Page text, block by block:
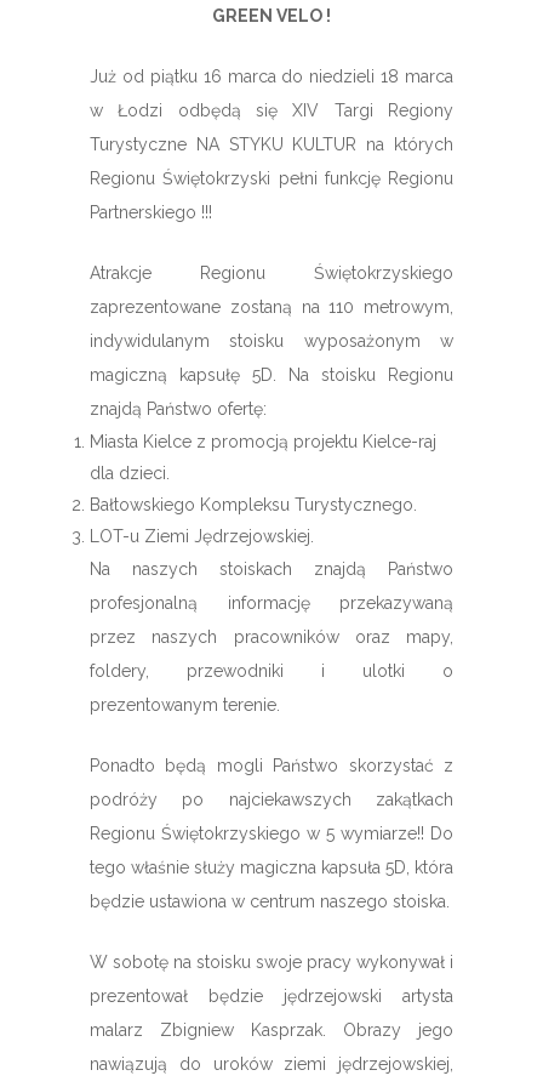
GREEN VELO !
Już od piątku 16 marca do niedzieli 18 marca
w Łodzi odbędą się XIV Targi Regiony
Turystyczne NA STYKU KULTUR na których
Regionu Świętokrzyski pełni funkcję Regionu
Partnerskiego !!!
Atrakcje Regionu Świętokrzyskiego
zaprezentowane zostaną na 110 metrowym,
indywidulanym stoisku wyposażonym w
magiczną kapsułę 5D. Na stoisku Regionu
znajdą Państwo ofertę:
Miasta Kielce z promocją projektu Kielce-raj
dla dzieci.
Bałtowskiego Kompleksu Turystycznego.
LOT-u Ziemi Jędrzejowskiej.
Na naszych stoiskach znajdą Państwo
profesjonalną informację przekazywaną
przez naszych pracowników oraz mapy,
foldery, przewodniki i ulotki o
prezentowanym terenie.
Ponadto będą mogli Państwo skorzystać z
podróży po najciekawszych zakątkach
Regionu Świętokrzyskiego w 5 wymiarze!! Do
tego właśnie służy magiczna kapsuła 5D, która
będzie ustawiona w centrum naszego stoiska.
W sobotę na stoisku swoje pracy wykonywał i
prezentował będzie jędrzejowski artysta
malarz Zbigniew Kasprzak. Obrazy jego
nawiązują do uroków ziemi jędrzejowskiej,